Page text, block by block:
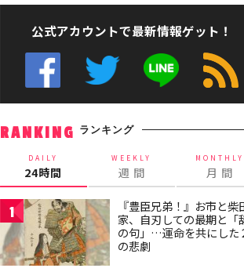
公式アカウントで最新情報ゲット！
RANKING ランキング
DAILY
24時間
WEEKLY
週 間
MONTHLY
月 間
1
『豊臣兄弟！』お市と柴
家、自刃しての最期と「
の句」…運命を共にした
の悲劇